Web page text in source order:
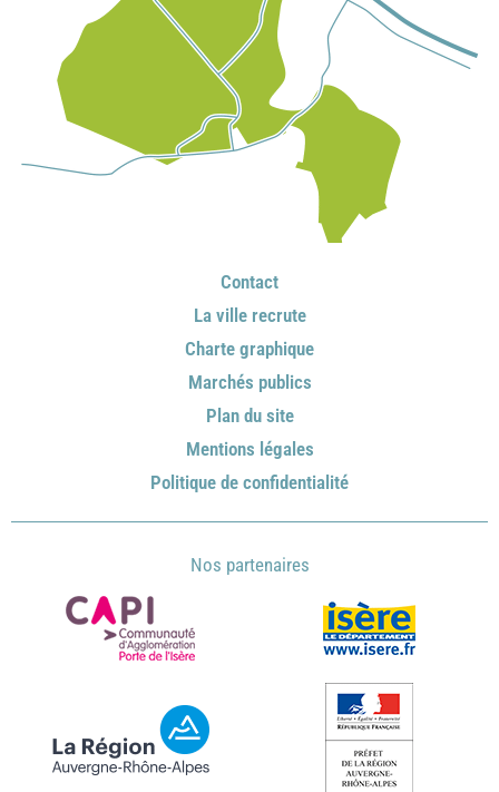
Contact
La ville recrute
Charte graphique
Marchés publics
Plan du site
Mentions légales
Politique de confidentialité
Nos partenaires